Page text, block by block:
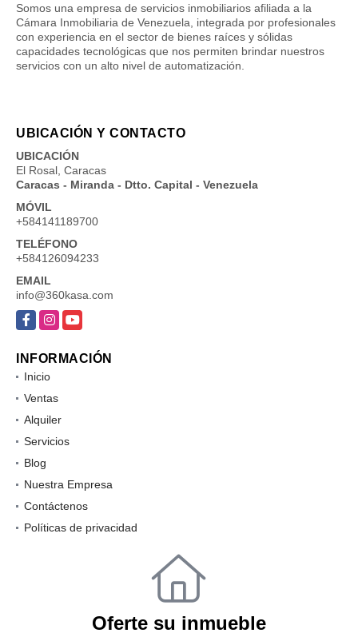
Somos una empresa de servicios inmobiliarios afiliada a la
Cámara Inmobiliaria de Venezuela, integrada por profesionales
con experiencia en el sector de bienes raíces y sólidas
capacidades tecnológicas que nos permiten brindar nuestros
servicios con un alto nivel de automatización.
UBICACIÓN Y CONTACTO
UBICACIÓN
El Rosal, Caracas
Caracas - Miranda - Dtto. Capital - Venezuela
MÓVIL
+584141189700
TELÉFONO
+584126094233
EMAIL
info@360kasa.com
Facebook
InstagramYouTube
INFORMACIÓN
Inicio
Ventas
Alquiler
Servicios
Blog
Nuestra Empresa
Contáctenos
Políticas de privacidad
Oferte su inmueble